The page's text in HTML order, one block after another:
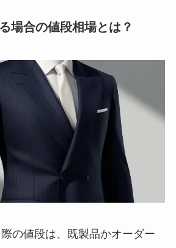
場合の値段相場とは？
の値段は、既製品かオーダー